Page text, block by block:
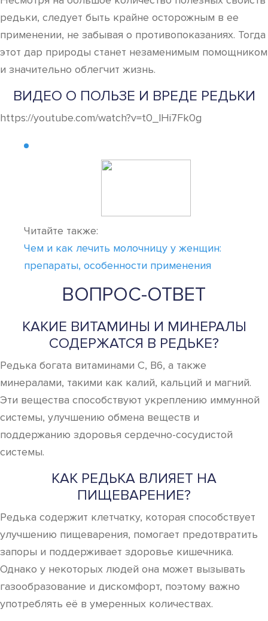
редьки, следует быть крайне осторожным в ее
применении, не забывая о противопоказаниях. Тогда
этот дар природы станет незаменимым помощником
и значительно облегчит жизнь.
ВИДЕО О ПОЛЬЗЕ И ВРЕДЕ РЕДЬКИ
https://youtube.com/watch?v=t0_lHi7Fk0g
Читайте также:
Чем и как лечить молочницу у женщин:
препараты, особенности применения
ВОПРОС-ОТВЕТ
КАКИЕ ВИТАМИНЫ И МИНЕРАЛЫ
СОДЕРЖАТСЯ В РЕДЬКЕ?
Редька богата витаминами C, B6, а также
минералами, такими как калий, кальций и магний.
Эти вещества способствуют укреплению иммунной
системы, улучшению обмена веществ и
поддержанию здоровья сердечно-сосудистой
системы.
КАК РЕДЬКА ВЛИЯЕТ НА
ПИЩЕВАРЕНИЕ?
Редька содержит клетчатку, которая способствует
улучшению пищеварения, помогает предотвратить
запоры и поддерживает здоровье кишечника.
Однако у некоторых людей она может вызывать
газообразование и дискомфорт, поэтому важно
употреблять её в умеренных количествах.